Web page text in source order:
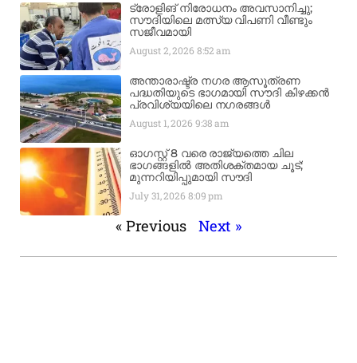
ട്രോളിങ് നിരോധനം അവസാനിച്ചു;
സൗദിയിലെ മത്സ്യ വിപണി വീണ്ടും
സജീവമായി
August 2, 2026 8:52 am
അന്താരാഷ്ട്ര നഗര ആസൂത്രണ
പദ്ധതിയുടെ ഭാഗമായി സൗദി കിഴക്കൻ
പ്രവിശ്യയിലെ നഗരങ്ങൾ
August 1, 2026 9:38 am
ഓഗസ്റ്റ് 8 വരെ രാജ്യത്തെ ചില
ഭാഗങ്ങളിൽ അതിശക്തമായ ചൂട്;
മുന്നറിയിപ്പുമായി സൗദി
July 31, 2026 8:09 pm
« Previous Next »